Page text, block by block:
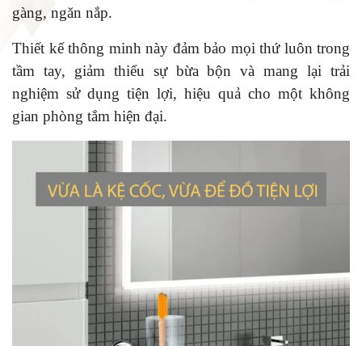
gàng, ngăn nắp.
Thiết kế thông minh này đảm bảo mọi thứ luôn trong
tầm tay, giảm thiểu sự bừa bộn và mang lại trải
nghiệm sử dụng tiện lợi, hiệu quả cho một không
gian phòng tắm hiện đại.